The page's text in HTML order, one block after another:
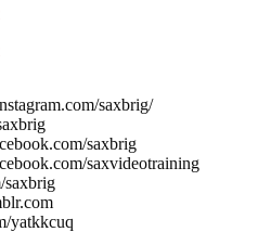
saxbrig/
saxbrig
saxvideotraining
yatkkcuq